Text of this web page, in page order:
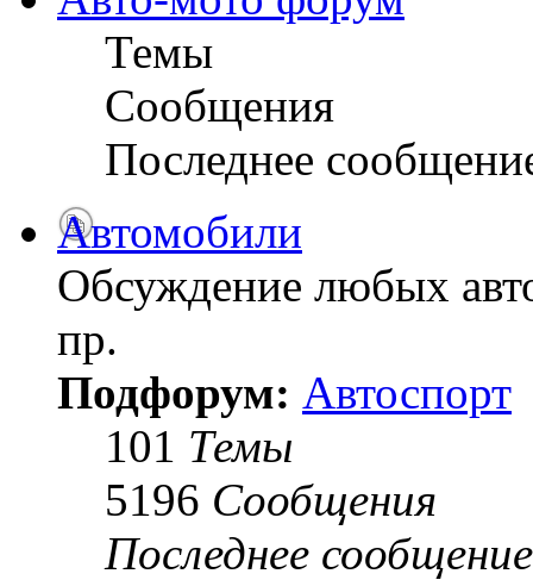
Темы
Сообщения
Последнее
Автомобили
Обсуждение любых
пр.
Подфорум: Автоспорт
101 Темы
5196 Сообщения
Последнее сообщение